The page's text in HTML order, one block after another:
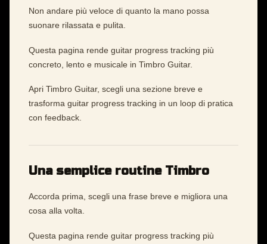
Non andare più veloce di quanto la mano possa
suonare rilassata e pulita.
Questa pagina rende guitar progress tracking più
concreto, lento e musicale in Timbro Guitar.
Apri Timbro Guitar, scegli una sezione breve e
trasforma guitar progress tracking in un loop di pratica
con feedback.
Una semplice routine Timbro
Accorda prima, scegli una frase breve e migliora una
cosa alla volta.
Questa pagina rende guitar progress tracking più